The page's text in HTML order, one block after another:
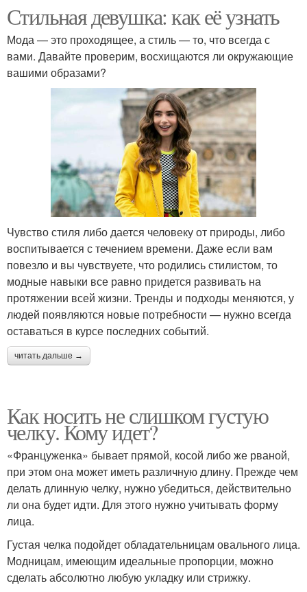
Стильная девушка: как её узнать
Мода — это проходящее, а стиль — то, что всегда с
вами. Давайте проверим, восхищаются ли окружающие
вашими образами?
Чувство стиля либо дается человеку от природы, либо
воспитывается с течением времени. Даже если вам
повезло и вы чувствуете, что родились стилистом, то
модные навыки все равно придется развивать на
протяжении всей жизни. Тренды и подходы меняются, у
людей появляются новые потребности — нужно всегда
оставаться в курсе последних событий.
читать дальше →
Как носить не слишком густую
челку. Кому идет?
«Француженка» бывает прямой, косой либо же рваной,
при этом она может иметь различную длину. Прежде чем
делать длинную челку, нужно убедиться, действительно
ли она будет идти. Для этого нужно учитывать форму
лица.
Густая челка подойдет обладательницам овального лица.
Модницам, имеющим идеальные пропорции, можно
сделать абсолютно любую укладку или стрижку.